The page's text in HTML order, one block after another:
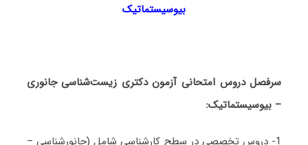
بیوسیستماتیک
سرفصل دروس امتحانی آزمون دکتری زیست‌شناسی جانوری
– بیوسیستماتیک:
1- دروس تخصصی در سطح کارشناسی شامل (جانورشناسی –